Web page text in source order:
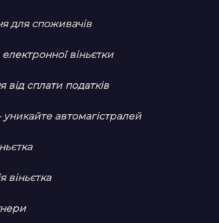
для споживачів
віньєтки
від сплати податків
уникайте автомагістралей
віньєтка